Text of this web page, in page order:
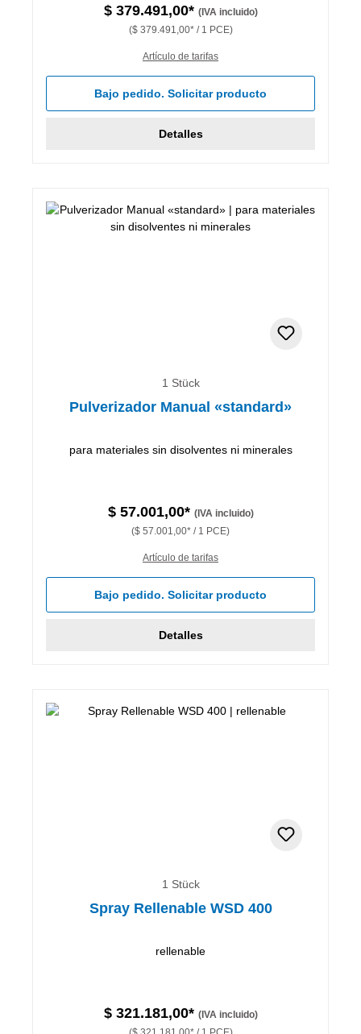
$ 379.491,00* (IVA incluido)
($ 379.491,00* / 1 PCE)
Artículo de tarifas
Bajo pedido. Solicitar producto
Detalles
1 Stück
Pulverizador Manual «standard»
para materiales sin disolventes ni minerales
$ 57.001,00* (IVA incluido)
($ 57.001,00* / 1 PCE)
Artículo de tarifas
Bajo pedido. Solicitar producto
Detalles
1 Stück
Spray Rellenable WSD 400
rellenable
$ 321.181,00* (IVA incluido)